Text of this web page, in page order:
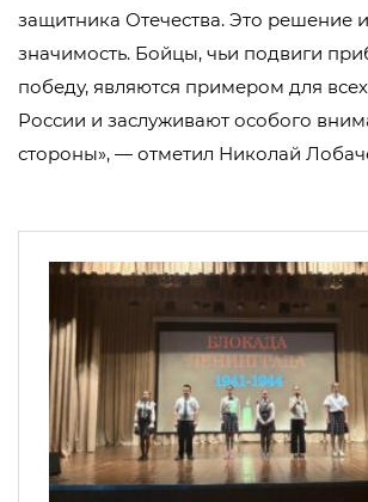
защитника Отечества. Это решение
значимость. Бойцы, чьи подвиги
победу, являются примером для
России и заслуживают особого
стороны», — отметил Николай